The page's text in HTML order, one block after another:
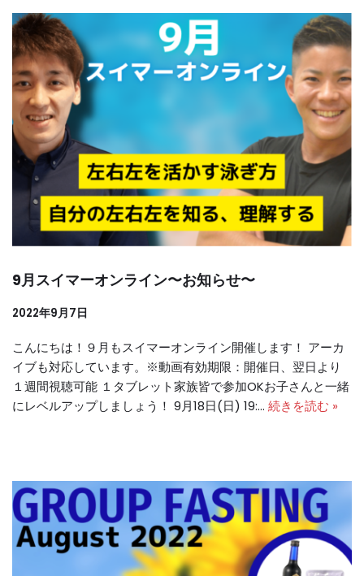
9月スイマーオンライン〜お知らせ〜
2022年9月7日
こんにちは！９月もスイマーオンライン開催します！ アーカ
イブも対応しています。※動画有効期限：開催日、翌日より
１週間視聴可能 １タブレット家族皆で参加OKお子さんと一緒
にレベルアップしましょう！ 9月18日(日) 19:… 続きを読む »